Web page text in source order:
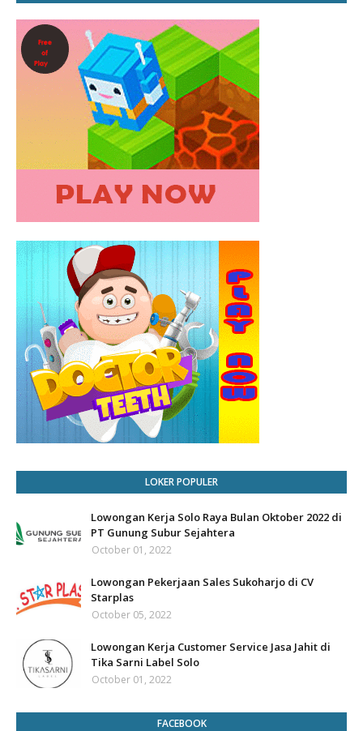
LOKER POPULER
Lowongan Kerja Solo Raya Bulan Oktober 2022 di
PT Gunung Subur Sejahtera
October 01, 2022
Lowongan Pekerjaan Sales Sukoharjo di CV
Starplas
October 05, 2022
Lowongan Kerja Customer Service Jasa Jahit di
Tika Sarni Label Solo
October 01, 2022
FACEBOOK